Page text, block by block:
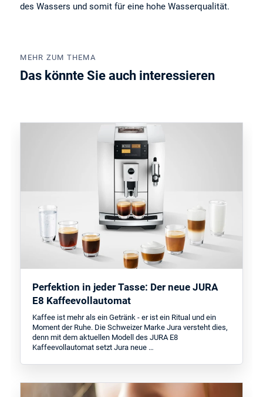
des Wassers und somit für eine hohe Wasserqualität.
MEHR ZUM THEMA
Das könnte Sie auch interessieren
Perfektion in jeder Tasse: Der neue JURA
E8 Kaffeevollautomat
Kaffee ist mehr als ein Getränk - er ist ein Ritual und ein
Moment der Ruhe. Die Schweizer Marke Jura versteht dies,
denn mit dem aktuellen Modell des JURA E8
Kaffeevollautomat setzt Jura neue …